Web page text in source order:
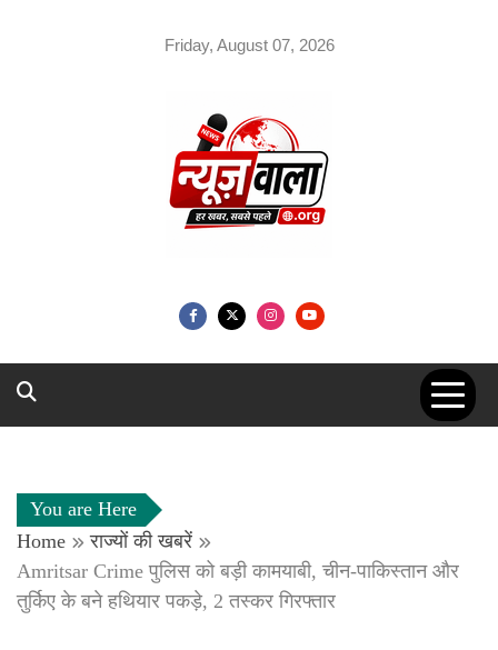
Friday, August 07, 2026
You are Here
Home
राज्यों की खबरें
Amritsar Crime पुलिस को बड़ी कामयाबी, चीन-पाकिस्तान और
तुर्किए के बने हथियार पकड़े, 2 तस्कर गिरफ्तार